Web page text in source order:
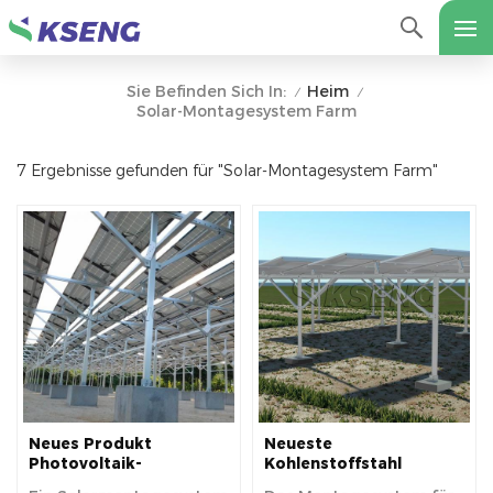
Sie Befinden Sich In: / Heim /
Solar-Montagesystem Farm
7 Ergebnisse gefunden für "Solar-Montagesystem Farm"
Neues Produkt
Photovoltaik-
Neueste
Kohlenstoffstahl